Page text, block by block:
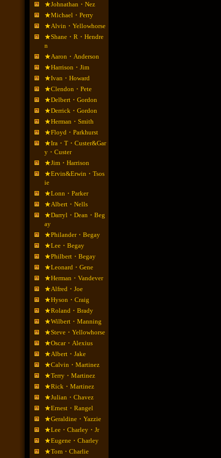
★Johnathan・Nez
★Michael・Perry
★Alvin・Yellowhorse
★Shane・R・Hendre
n
★Aaron・Anderson
★Harrison・Jim
★Ivan・Howard
★Clendon・Pete
★Delbert・Gordon
★Derrick・Gordon
★Herman・Smith
★Floyd・Parkhurst
★Ira・T・Custer&Gar
y・Custer
★Jim・Harrison
★Ervin&Erwin・Tsos
ie
★Lonn・Parker
★Albert・Nells
★Darryl・Dean・Beg
ay
★Philander・Begay
★Lee・Begay
★Philbert・Begay
★Leonard・Gene
★Herman・Vandever
★Alfred・Joe
★Hyson・Craig
★Roland・Brady
★Wilbert・Manning
★Steve・Yellowhorse
★Oscar・Alexius
★Albert・Jake
★Calvin・Martinez
★Terry・Martinez
★Rick・Martinez
★Julian・Chavez
★Ernest・Rangel
★Geraldine・Yazzie
★Lee・Charley・Jr
★Eugene・Charley
★Tom・Charlie